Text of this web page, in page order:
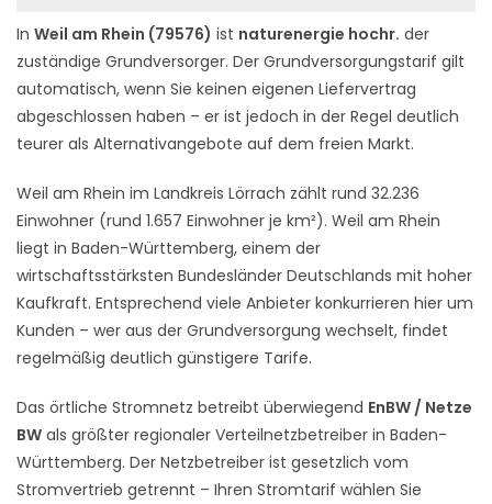
In Weil am Rhein (79576) ist naturenergie hochr. der
zuständige Grundversorger. Der Grundversorgungstarif gilt
automatisch, wenn Sie keinen eigenen Liefervertrag
abgeschlossen haben – er ist jedoch in der Regel deutlich
teurer als Alternativangebote auf dem freien Markt.
Weil am Rhein im Landkreis Lörrach zählt rund 32.236
Einwohner (rund 1.657 Einwohner je km²). Weil am Rhein
liegt in Baden-Württemberg, einem der
wirtschaftsstärksten Bundesländer Deutschlands mit hoher
Kaufkraft. Entsprechend viele Anbieter konkurrieren hier um
Kunden – wer aus der Grundversorgung wechselt, findet
regelmäßig deutlich günstigere Tarife.
Das örtliche Stromnetz betreibt überwiegend EnBW / Netze
BW als größter regionaler Verteilnetzbetreiber in Baden-
Württemberg. Der Netzbetreiber ist gesetzlich vom
Stromvertrieb getrennt – Ihren Stromtarif wählen Sie